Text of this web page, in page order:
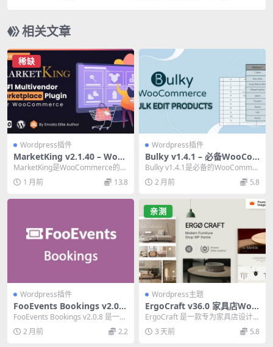
相关文章
稀缺
Wordpress插件
MarketKing v2.1.40 – Woo
Commerce终极多供应商市场
插件必备指南
MarketKing是WooCommerce的终
极多供应商市场插件，拥有137+...
1 月前 13.8
Wordpress插件
Bulky v1.4.1 – 必备WooCo
mmerce批量编辑产品、订
单、优惠券插件
Bulky v1.4.1是必备的WooCommer
ce批量编辑插件，支持批量编辑...
2 月前 5.8
Wordpress插件
FooEvents Bookings v2.0.8
必备预约插件 – 自助预订空间
与时段
FooEvents Bookings v2.0.8 是一款
必备的WordPres...
2 月前 2.2
亲测
Wordpress主题
ErgoCraft v36.0 家具店Wor
dPress主题完整指南
ErgoCraft 是一款专为家具店设计
的现代 WordPress 主题，兼容 ...
3 天前 5.8